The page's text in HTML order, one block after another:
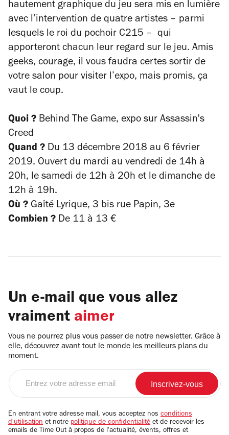
hautement graphique du jeu sera mis en lumière
avec l’intervention de quatre artistes – parmi
lesquels le roi du pochoir C215 – qui
apporteront chacun leur regard sur le jeu. Amis
geeks, courage, il vous faudra certes sortir de
votre salon pour visiter l’expo, mais promis, ça
vaut le coup.
Quoi ? Behind The Game, expo sur Assassin's
Creed
Quand ? Du 13 décembre 2018 au 6 février
2019. Ouvert du mardi au vendredi de 14h à
20h, le samedi de 12h à 20h et le dimanche de
12h à 19h.
Où ? Gaîté Lyrique, 3 bis rue Papin, 3e
Combien ? De 11 à 13 €
Un e-mail que vous allez
vraiment aimer
Vous ne pourrez plus vous passer de notre newsletter. Grâce à
elle, découvrez avant tout le monde les meilleurs plans du
moment.
email
En entrant votre adresse mail, vous acceptez nos conditions
d'utilisation et notre politique de confidentialité et de recevoir les
emails de Time Out à propos de l'actualité, évents, offres et